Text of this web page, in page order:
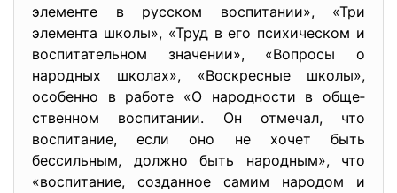
элементе в русском воспитании», «Три
элемента школы», «Труд в его психическом и
воспи­тательном значении», «Вопросы о
народных школах», «Воскресные школы»,
особенно в работе «О народности в обще­
ственном воспитании. Он отмечал, что
воспитание, если оно не хочет быть
бессильным, должно быть народным», что
«воспита­ние, созданное самим народом и